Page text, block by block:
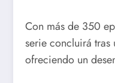
Con más de 350
serie concluirá
ofreciendo un